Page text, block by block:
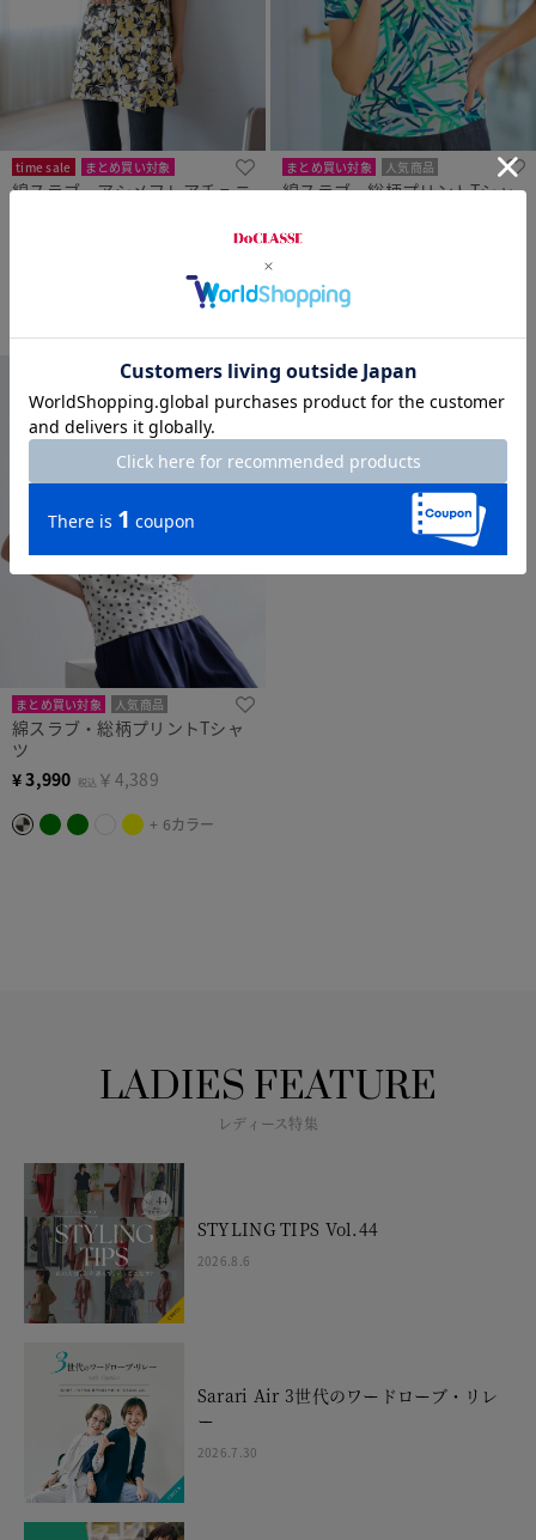
time sale
まとめ買い対象
人気商品
綿スラブ・アシメフレアチュニ
+ 11カラー
まとめ買い対象 人気商品
綿スラブ・総柄プリントTシャ
¥3,990
まとめ買い対象 人気商品
綿スラブ・総柄プリントTシャ
ツ
¥3,990 税込 ￥4,389
+ 6カラー
LADIES FEATURE
レディース特集
STYLING TIPS Vol.44
2026.8.6
Sarari Air 3世代のワードローブ・リレ
ー
2026.7.30